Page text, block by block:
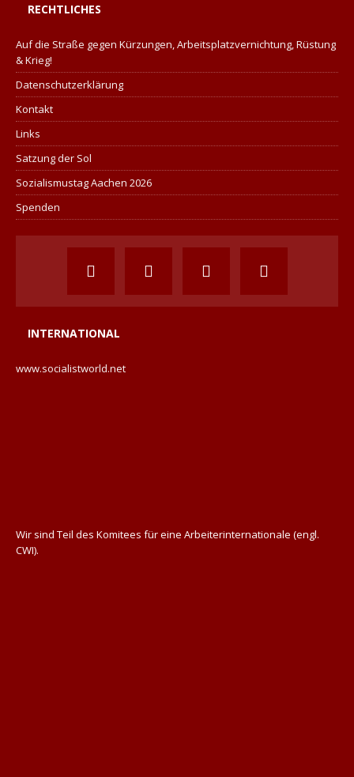
RECHTLICHES
Auf die Straße gegen Kürzungen, Arbeitsplatzvernichtung, Rüstung
& Krieg!
Datenschutzerklärung
Kontakt
Links
Satzung der Sol
Sozialismustag Aachen 2026
Spenden
INTERNATIONAL
www.socialistworld.net
Wir sind Teil des Komitees für eine Arbeiterinternationale (engl.
CWI).